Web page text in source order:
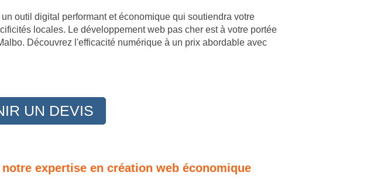
outil digital performant et économique qui soutiendra votre
locales. Le développement web pas cher est à votre portée
Découvrez l'efficacité numérique à un prix abordable avec
UN DEVIS
expertise en création web économique